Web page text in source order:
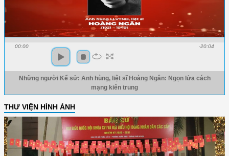
00:00 -20:04
Những người Kể sử: Anh hùng, liệt sĩ Hoàng Ngân: Ngọn lửa cách
mạng kiên trung
THƯ VIỆN HÌNH ẢNH